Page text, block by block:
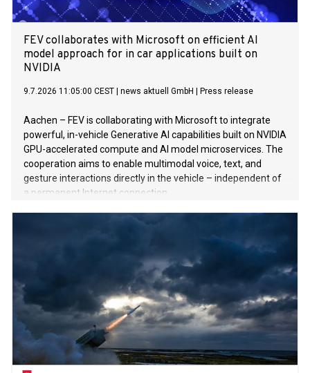
FEV collaborates with Microsoft on efficient AI
model approach for in car applications built on
NVIDIA
9.7.2026 11:05:00 CEST news aktuell GmbH Press release
Aachen – FEV is collaborating with Microsoft to integrate
powerful, in-vehicle Generative AI capabilities built on NVIDIA
GPU-accelerated compute and AI model microservices. The
cooperation aims to enable multimodal voice, text, and
gesture interactions directly in the vehicle – independent of
a permanent Internet connection.